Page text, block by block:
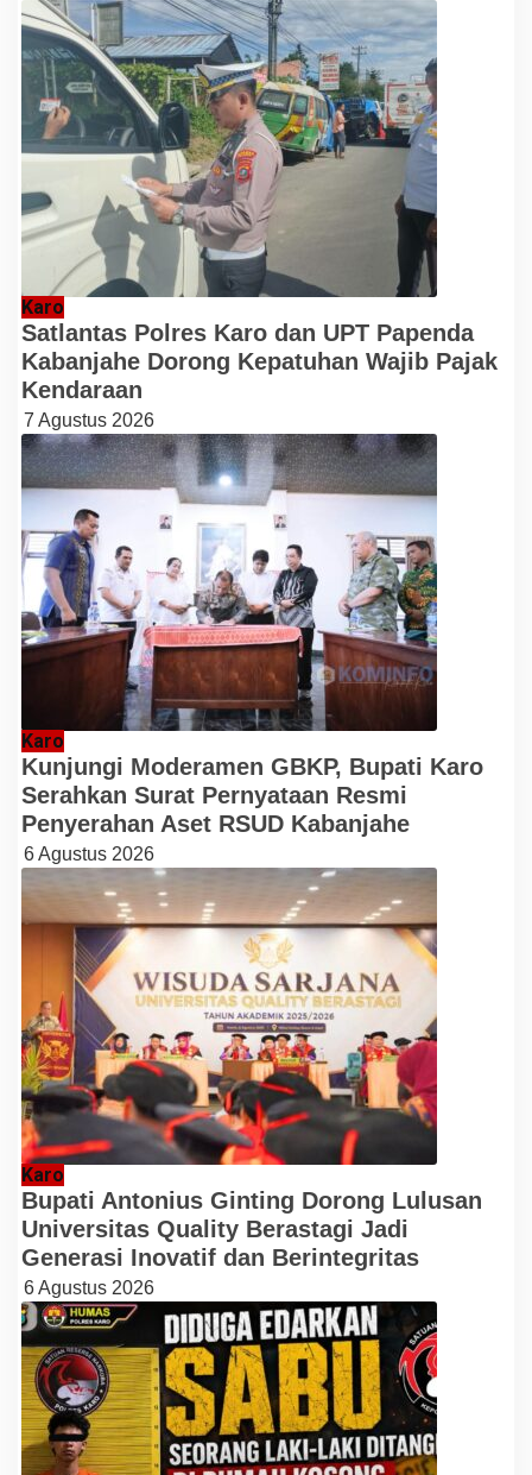
Karo
Satlantas Polres Karo dan UPT Papenda
Kabanjahe Dorong Kepatuhan Wajib Pajak
Kendaraan
7 Agustus 2026
Karo
Kunjungi Moderamen GBKP, Bupati Karo
Serahkan Surat Pernyataan Resmi
Penyerahan Aset RSUD Kabanjahe
6 Agustus 2026
Karo
Bupati Antonius Ginting Dorong Lulusan
Universitas Quality Berastagi Jadi
Generasi Inovatif dan Berintegritas
6 Agustus 2026